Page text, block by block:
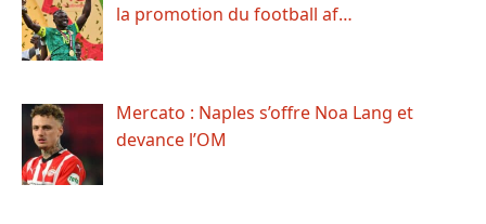
la promotion du football af…
Mercato : Naples s’offre Noa Lang et
devance l’OM